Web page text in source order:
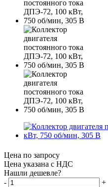
Цена по запросу
Цена указана с НДС
Нашли дешевле?
-
+